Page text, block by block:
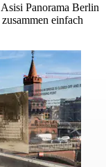
Panorama Berlin
einfach